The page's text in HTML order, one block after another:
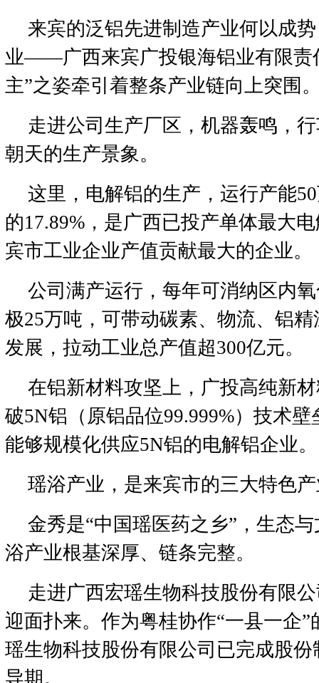
来宾的泛铝先进制造产业何以成
业——广西来宾广投银海铝业有限责
主”之姿牵引着整条产业链向上突围
走进公司生产厂区，机器轰鸣，
朝天的生产景象。
这里，电解铝的生产，运行产能
的17.89%，是广西已投产单体最大
宾市工业企业产值贡献最大的企业。
公司满产运行，每年可消纳区内
极25万吨，可带动碳素、物流、铝
发展，拉动工业总产值超300亿元。
在铝新材料攻坚上，广投高纯新
破5N铝（原铝品位99.999%）技术
能够规模化供应5N铝的电解铝企业。
瑶浴产业，是来宾市的三大特色
金秀是“中国瑶医药之乡”，生态
浴产业根基深厚、链条完整。
走进广西宏瑶生物科技股份有限
迎面扑来。作为粤桂协作“一县一企
瑶生物科技股份有限公司已完成股
导期。